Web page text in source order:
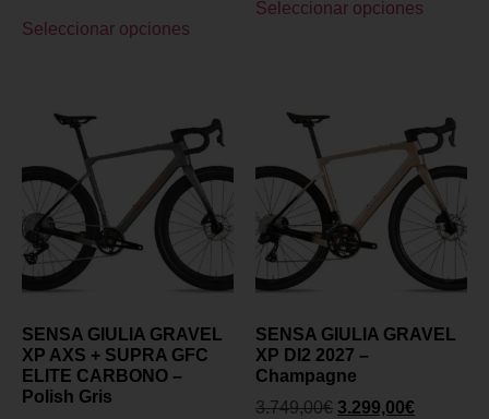
Seleccionar opciones
Seleccionar opciones
SENSA GIULIA GRAVEL
XP AXS + SUPRA GFC
ELITE CARBONO –
Polish Gris
SENSA GIULIA GRAVEL
XP DI2 2027 –
Champagne
3.749,00€ 3.299,00€